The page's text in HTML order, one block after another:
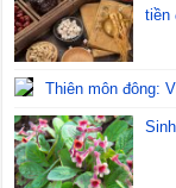
tiền
Thiên môn đông: